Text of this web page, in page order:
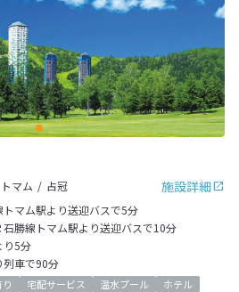
施設詳細
マム
占冠
トマム駅より送迎バスで5分
石勝線トマム駅より送迎バスで10分
り5分
列車で90分
宅配サービス 温水プール
ホテル